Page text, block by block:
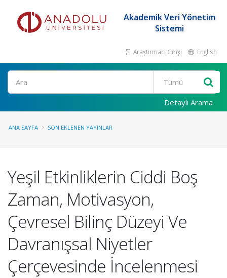
Akademik Veri Yönetim
Sistemi
Araştırmacı Girişi English
Ara
Detaylı Arama
ANA SAYFA SON EKLENEN YAYINLAR
Yeşil Etkinliklerin Ciddi Boş
Zaman, Motivasyon,
Çevresel Bilinç Düzeyi Ve
Davranışsal Niyetler
Çerçevesinde İncelenmesi